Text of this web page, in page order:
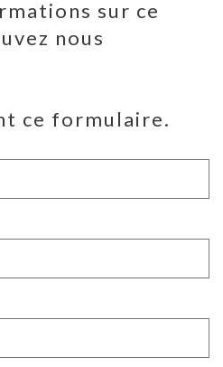
sur ce
nous
ce formulaire.